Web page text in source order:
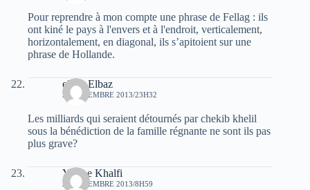
Pour reprendre à mon compte une phrase de Fellag : ils
ont kiné le pays à l'envers et à l'endroit, verticalement,
horizontalement, en diagonal, ils s’apitoient sur une
phrase de Hollande.
elvez Elbaz
22 DÉCEMBRE 2013/23H32
Les milliards qui seraient détournés par chekib khelil
sous la bénédiction de la famille régnante ne sont ils pas
plus grave?
Yacine Khalfi
23 DÉCEMBRE 2013/8H59